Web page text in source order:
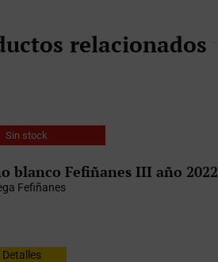
relacionados
Sin stock
blanco Fefiñanes III año 2022
Fefiñanes
Detalles